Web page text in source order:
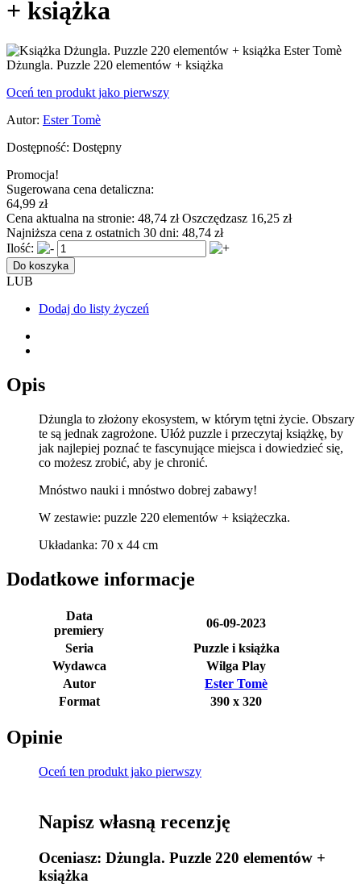
+ książka
Dżungla. Puzzle 220 elementów + książka
Oceń ten produkt jako pierwszy
Autor: Ester Tomè
Dostępność: Dostępny
Promocja!
Sugerowana cena detaliczna:
64,99 zł
Cena aktualna na stronie: 48,74 złOszczędzasz 16,25 zł
Najniższa cena z ostatnich 30 dni: 48,74 zł
Ilość:
Do koszyka
LUB
Dodaj do listy życzeń
Opis
Dżungla to złożony ekosystem, w którym tętni życie. Obszary
te są jednak zagrożone. Ułóż puzzle i przeczytaj książkę, by
jak najlepiej poznać te fascynujące miejsca i dowiedzieć się,
co możesz zrobić, aby je chronić.
Mnóstwo nauki i mnóstwo dobrej zabawy!
W zestawie: puzzle 220 elementów + książeczka.
Układanka: 70 x 44 cm
Dodatkowe informacje
Data
premiery
06-09-2023
Seria
Puzzle i książka
Wydawca
Wilga Play
Autor
Ester Tomè
Format
390 x 320
Opinie
Oceń ten produkt jako pierwszy
Napisz własną recenzję
Oceniasz: Dżungla. Puzzle 220 elementów +
książka